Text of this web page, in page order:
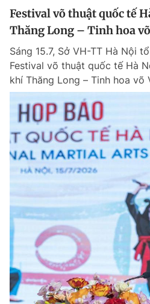
Chuyên mục khác
Chào ngày mới
Tin thị trường
Video
Sản phẩm khác
Tiện ích
Thông tin tòa soạn
Thông tin tài khoản
Đổi mật khẩu
Tin đã lưu
Tin đã xem
Đăng xuất
Festival võ thuật quốc tế
Thăng Long – Tinh hoa
Sáng 15.7, Sở VH-TT Hà Nội
Festival võ thuật quốc tế Hà
khí Thăng Long – Tinh hoa võ